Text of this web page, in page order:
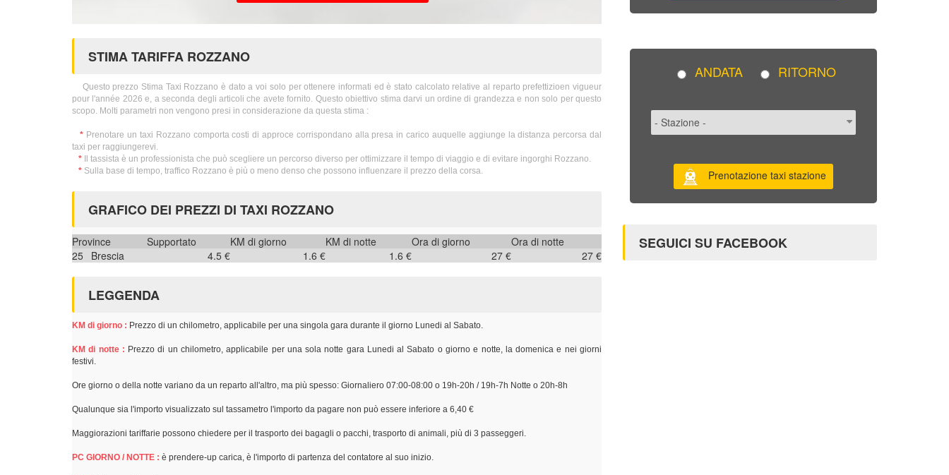
STIMA TARIFFA ROZZANO
Questo prezzo Stima Taxi Rozzano è dato a voi solo per ottenere informati ed è stato calcolato relative al reparto prefettizioen vigueur
pour l'année 2026 e, a seconda degli articoli che avete fornito. Questo obiettivo stima darvi un ordine di grandezza e non solo per questo
scopo. Molti parametri non vengono presi in considerazione da questa stima :
* Prenotare un taxi Rozzano comporta costi di approce corrispondano alla presa in carico auquelle aggiunge la distanza percorsa dal
taxi per raggiungerevi.
* Il tassista è un professionista che può scegliere un percorso diverso per ottimizzare il tempo di viaggio e di evitare ingorghi Rozzano.
* Sulla base di tempo, traffico Rozzano è più o meno denso che possono influenzare il prezzo della corsa.
GRAFICO DEI PREZZI DI TAXI ROZZANO
Province Supportato KM di giorno KM di notte Ora di giorno
Ora di notte
25
Brescia 4.5 € 1.6 € 1.6 € 27 € 27 €
LEGGENDA
KM di giorno : Prezzo di un chilometro, applicabile per una singola gara durante il giorno Lunedi al Sabato.
KM di notte : Prezzo di un chilometro, applicabile per una sola notte gara Lunedi al Sabato o giorno e notte, la domenica e nei giorni
festivi.
Ore giorno o della notte variano da un reparto all'altro, ma più spesso: Giornaliero 07:00-08:00 o 19h-20h / 19h-7h Notte o 20h-8h
Qualunque sia l'importo visualizzato sul tassametro l'importo da pagare non può essere inferiore a 6,40 €
Maggiorazioni tariffarie possono chiedere per il trasporto dei bagagli o pacchi, trasporto di animali, più di 3 passeggeri.
PC GIORNO / NOTTE : è prendere-up carica, è l'importo di partenza del contatore al suo inizio.
ANDATA RITORNO
Prenotazione taxi stazione
SEGUICI SU FACEBOOK